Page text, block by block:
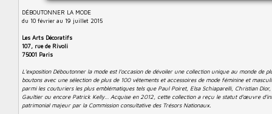
DÉBOUTONNER LA MODE
du 10 février au 19 juillet 2015
Les Arts Décoratifs
107, rue de Rivoli
75001 Paris
L’exposition Déboutonner la mode est l’occasion de dévoiler une collection unique au monde de
boutons avec une sélection de plus de 100 vêtements et accessoires de mode féminine et
parmi les couturiers les plus emblématiques tels que Paul Poiret, Elsa Schiaparelli, Christian Dior,
Gaultier ou encore Patrick Kelly… Acquise en 2012, cette collection a reçu le statut d’œuvre
patrimonial majeur par la Commission consultative des Trésors Nationaux.